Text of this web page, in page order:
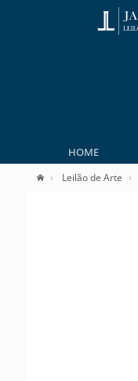
HOME
Leilão de Arte